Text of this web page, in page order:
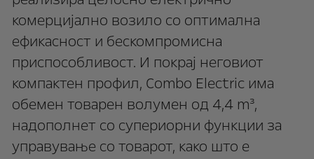
комерцијално возило со оптимална
ефикасност и бескомпромисна
приспособливост. И покрај неговиот
компактен профил, Combo Electric има
обемен товарен волумен од 4,4 m³,
надополнет со супериорни функции за
управување со товарот, како што е